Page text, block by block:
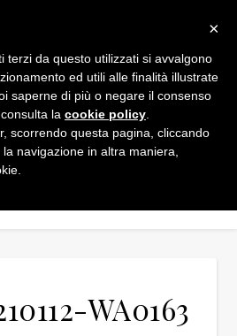
WA0163
×
terzi da questo utilizzati si avvalgono
ed utili alle finalità illustrate
saperne di più o negare il consenso
la cookie policy
scorrendo questa pagina, cliccando
navigazione in altra maniera,